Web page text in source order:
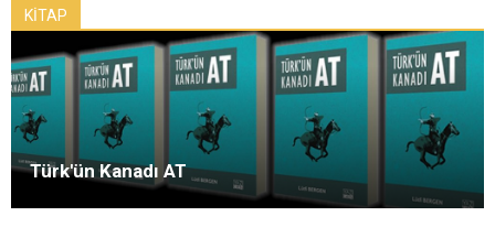
KİTAP
Türk'ün Kanadı AT